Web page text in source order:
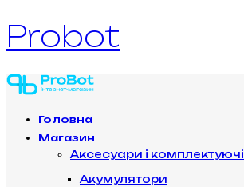
Probot
Головна
Магазин
Аксесуари і комплектуючі
Акумулятори